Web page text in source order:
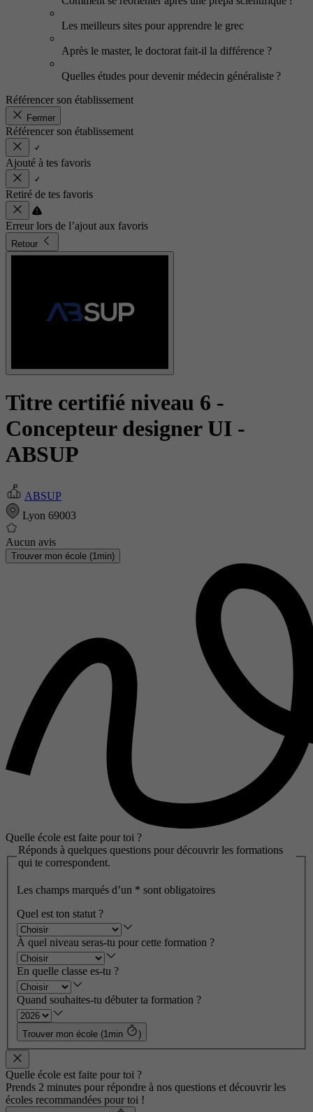
Les meilleurs sites pour apprendre le grec
Après le master, le doctorat fait-il la différence ?
Quelles études pour devenir médecin généraliste ?
Référencer son établissement
Fermer
Référencer son établissement
Ajouté à tes favoris
Retiré de tes favoris
Erreur lors de l’ajout aux favoris
Retour
Titre certifié niveau 6 -
Concepteur designer UI -
ABSUP
ABSUP
Lyon 69003
Aucun avis
Trouver mon école (1min)
Quelle école est faite pour toi ?
Réponds à quelques questions pour découvrir les formations
qui te correspondent.
Les champs marqués d’un * sont obligatoires
Quel est ton statut ?
À quel niveau seras-tu pour cette formation ?
En quelle classe es-tu ?
Quand souhaites-tu débuter ta formation ?
Trouver mon école (1min )
Quelle école est faite pour toi ?
Prends 2 minutes pour répondre à nos questions et découvrir les
écoles recommandées pour toi !